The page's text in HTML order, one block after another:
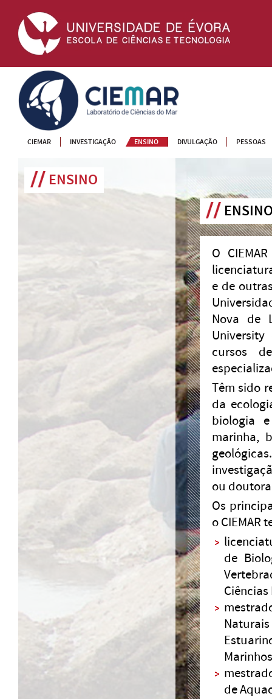
CIEMAR
CIEMAR INVESTIGAÇÃO ENSINO DIVULGAÇÃO PESSOAS
ENSINO
O
e de
Nova de
cursos
Têm sido
da
biologia
marinha,
ou
Os
o CIEMAR
de
de